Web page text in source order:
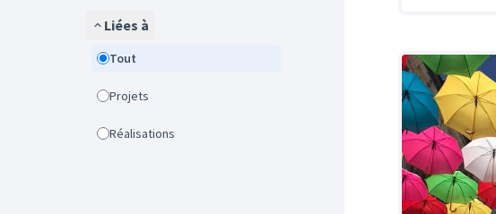
Liées à
Tout
Projets
Réalisations